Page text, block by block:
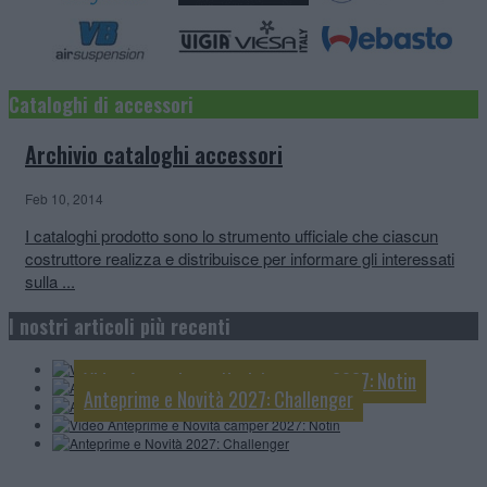
Cataloghi di accessori
Archivio cataloghi accessori
Feb 10, 2014
I cataloghi prodotto sono lo strumento ufficiale che ciascun
costruttore realizza e distribuisce per informare gli interessati
sulla ...
I nostri articoli più recenti
McLouis
Anteprime e Novità 2027: Knaus
Anteprime e Novità 2027: Mobilvetta
Video Anteprime e Novità camper 2027: Notin
Anteprime e Novità 2027: Challenger